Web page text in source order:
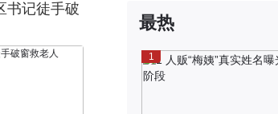
书记徒手破
最热
1